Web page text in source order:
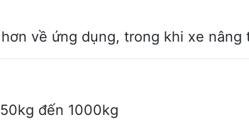
về ứng dụng, trong khi xe
đến 1000kg